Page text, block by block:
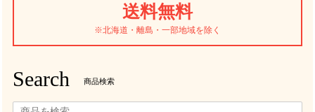
送料無料
※北海道・離島・一部地域を除く
Search 商品検索